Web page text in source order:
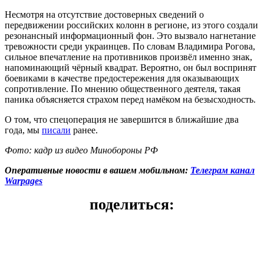
Несмотря на отсутствие достоверных сведений о
передвижении российских колонн в регионе, из этого создали
резонансный информационный фон. Это вызвало нагнетание
тревожности среди украинцев. По словам Владимира Рогова,
сильное впечатление на противников произвёл именно знак,
напоминающий чёрный квадрат. Вероятно, он был воспринят
боевиками в качестве предостережения для оказывающих
сопротивление. По мнению общественного деятеля, такая
паника объясняется страхом перед намёком на безысходность.
О том, что спецоперация не завершится в ближайшие два
года, мы писали ранее.
Фото: кадр из видео Минобороны РФ
Оперативные новости в вашем мобильном: Телеграм канал
Warpages
поделиться: